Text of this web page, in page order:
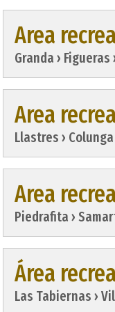
Area
Granda ›
Area
Llastres ›
Area
Piedrafita ›
Área
Las Tabiernas ›